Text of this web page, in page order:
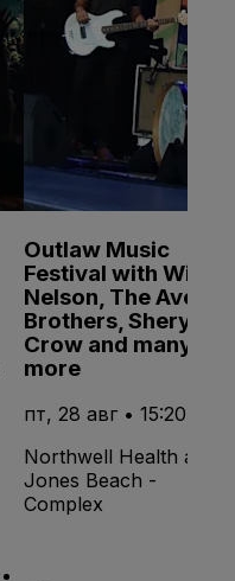
Outlaw Music
Festival with Willie
Nelson, The Avett
Brothers, Sheryl
Crow and many
more
пт, 28 авг • 15:20
Northwell Health at
Jones Beach -
Complex